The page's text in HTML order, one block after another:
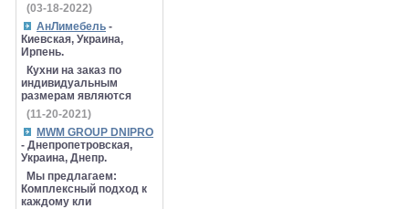
(03-18-2022)
АнЛимебель -
Киевская, Украина,
Ирпень.
Кухни на заказ по
индивидуальным
размерам являются
(11-20-2021)
MWM GROUP DNIPRO
- Днепропетровская,
Украина, Днепр.
Мы предлагаем:
Комплексный подход к
каждому кли